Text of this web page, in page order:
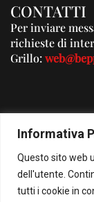
Informativa
Questo sito web
dell'utente.
tutti i cookie in
CONTATTI
Per inviare
richieste di
Grillo: